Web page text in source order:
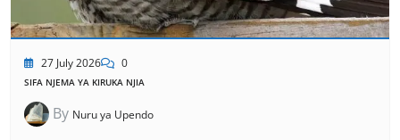
27 July 2026 0
SIFA NJEMA YA KIRUKA NJIA
By Nuru ya Upendo